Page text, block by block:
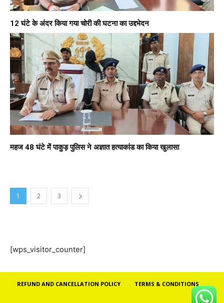
12 घंटे के अंदर किया गया चोरी की घटना का उद्दभेदन
महज 48 घंटे में पाकुड़ पुलिस ने अज्ञात हत्याकांड का किया खुलासा
1 2 3
[wps_visitor_counter]
REFUND AND CANCELLATION POLICY TERMS & CONDITIONS